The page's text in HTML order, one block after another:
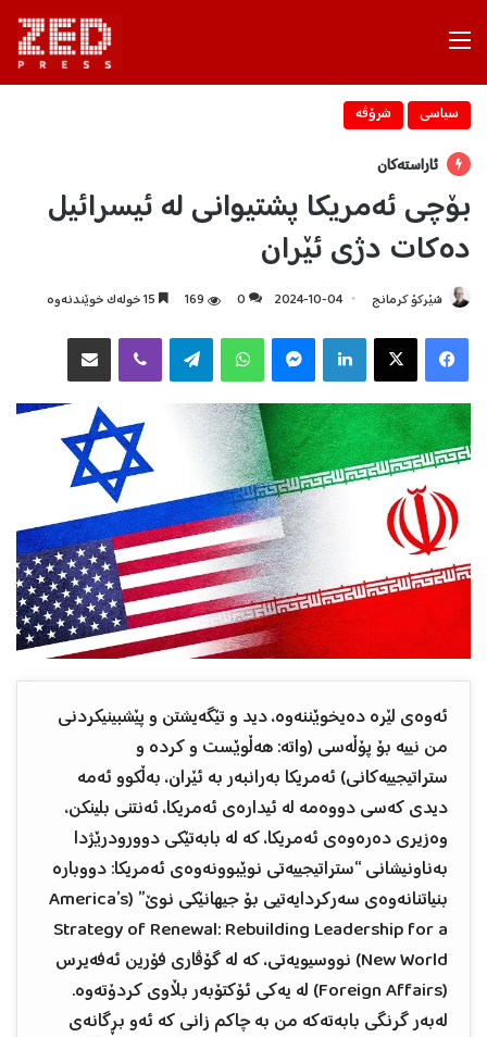
سیاسی شرۆڤه‌
ئاراستەکان
بۆچی ئەمریکا پشتیوانی لە ئیسرائیل
دەکات دژی ئێران
شێرکۆ کرمانج 2024-10-04
0
169
X
Telegram
ئەوەی لێرە دەیخوێننەوە، دید و تێگەیشتن و پێشبینیکردنی
من نییە بۆ پۆڵەسی (واتە: هەڵوێست و کردە و
ستراتیجییەکانی) ئەمریکا بەرانبەر بە ئێران، بەڵکوو ئەمە
دیدی کەسی دووەمە لە ئیدارەی ئەمریکا، ئەنتنی بلینکن،
وەزیری دەرەوەی ئەمریکا، کە لە بابەتێکی دوورودرێژدا
بەناونیشانی “ستراتیجییەتی نوێبوونەوەی ئەمریکا: دووبارە
بنیاتنانەوەی سەرکردایەتیی بۆ جیهانێکی نوێ” (America’s
Strategy of Renewal: Rebuilding Leadership for a
New World) نووسیویەتی، کە لە گۆڤاری فۆرین ئەفەیرس
(Foreign Affairs) لە یەکی ئۆکتۆبەر بڵاوی کردۆتەوە.
لەبەر گرنگی بابەتەکە من بە چاکم زانی کە ئەو بڕگانەی